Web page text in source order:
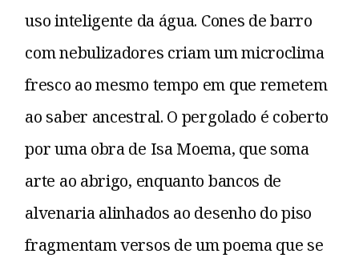
uso inteligente da água. Cones de barro
com nebulizadores criam um microclima
fresco ao mesmo tempo em que remetem
ao saber ancestral. O pergolado é coberto
por uma obra de Isa Moema, que soma
arte ao abrigo, enquanto bancos de
alvenaria alinhados ao desenho do piso
fragmentam versos de um poema que se